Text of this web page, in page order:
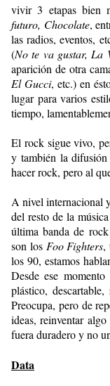
vivir 3 etapas bien
futuro, Chocolate,
las radios, eventos,
(No te va gustar, La
aparición de otra
El Gucci, etc.) en
lugar para varios
tiempo,
El rock sigue vivo,
y también la
hacer rock, pero al
A nivel internacional
del resto de la
última banda de
son los Foo Fighters,
los 90, estamos
Desde ese
plástico,
Preocupa, pero de
ideas, reinventar
fuera duradero y no
Data